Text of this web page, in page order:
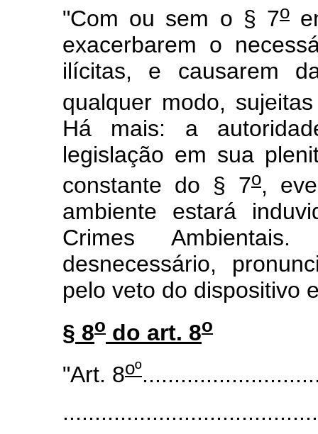
"Com ou sem o § 7o
exacerbarem o
ilícitas, e causarem
qualquer modo,
Há mais: a
legislação em sua
constante do § 7o,
ambiente estará
Crimes
desnecessário,
pelo veto do dispositivo
§ 8o do art. 8o
"Art. 8oº